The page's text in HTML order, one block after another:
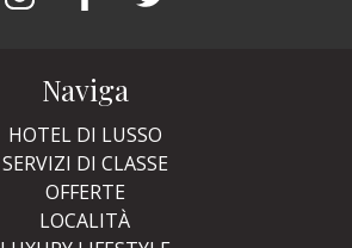
Naviga
HOTEL DI LUSSO
SERVIZI DI CLASSE
OFFERTE
LOCALITÀ